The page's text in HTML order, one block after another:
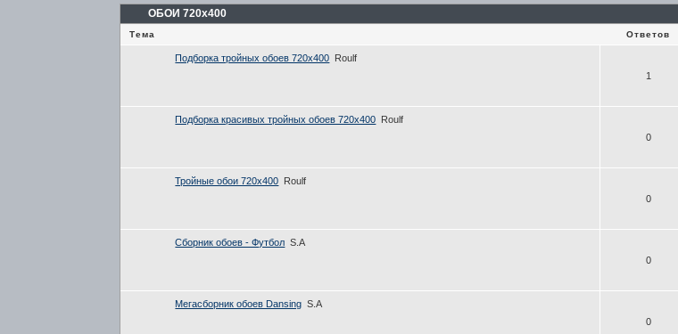
ОБОИ 720x400
Тема Ответов
Подборка тройных обоев 720х400 Roulf
1
Подборка красивых тройных обоев 720х400 Roulf
0
Тройные обои 720х400 Roulf
0
Сборник обоев - Футбол S.A
0
Мегасборник обоев Dansing S.A
0